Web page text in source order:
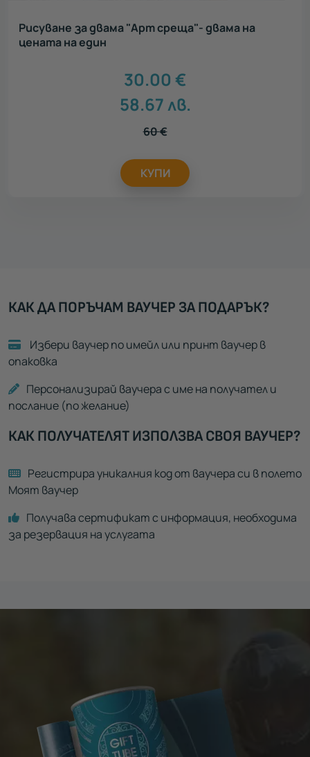
Рисуване за двама "Арт среща"- двама на
цената на един
30.00 €
58.67 лв.
60€
КУПИ
КАК ДА ПОРЪЧАМ ВАУЧЕР ЗА ПОДАРЪК?
Избери ваучер по имейл или принт ваучер в
опаковка
Персонализирай ваучера с име на получател и
послание (по желание)
КАК ПОЛУЧАТЕЛЯТ ИЗПОЛЗВА СВОЯ ВАУЧЕР?
Регистрира уникалния код от ваучера си в полето
Моят ваучер
Получава сертификат с информация, необходима
за резервация на услугата